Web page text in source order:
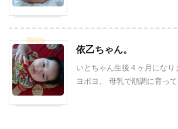
依乙ちゃん。
いとちゃん生後４ヶ月にな
ヨポヨ。 母乳で順調に育っ